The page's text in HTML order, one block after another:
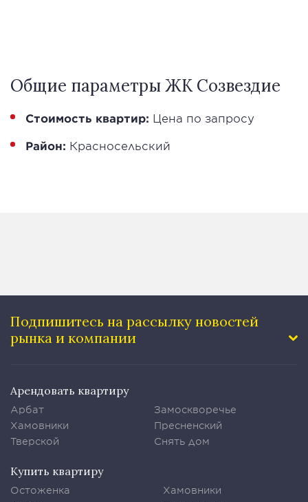
Общие параметры ЖК Созвездие
Стоимость квартир: Цена по запросу
Район: Красносельский
Подпишитесь на рассылку новостей
рынка и компании
Арендовать квартиру
Арбат
Хамовники
Тверской
Замоскворечье
Пресненский
Снять дом
Купить квартиру
Остоженка
Хамовники